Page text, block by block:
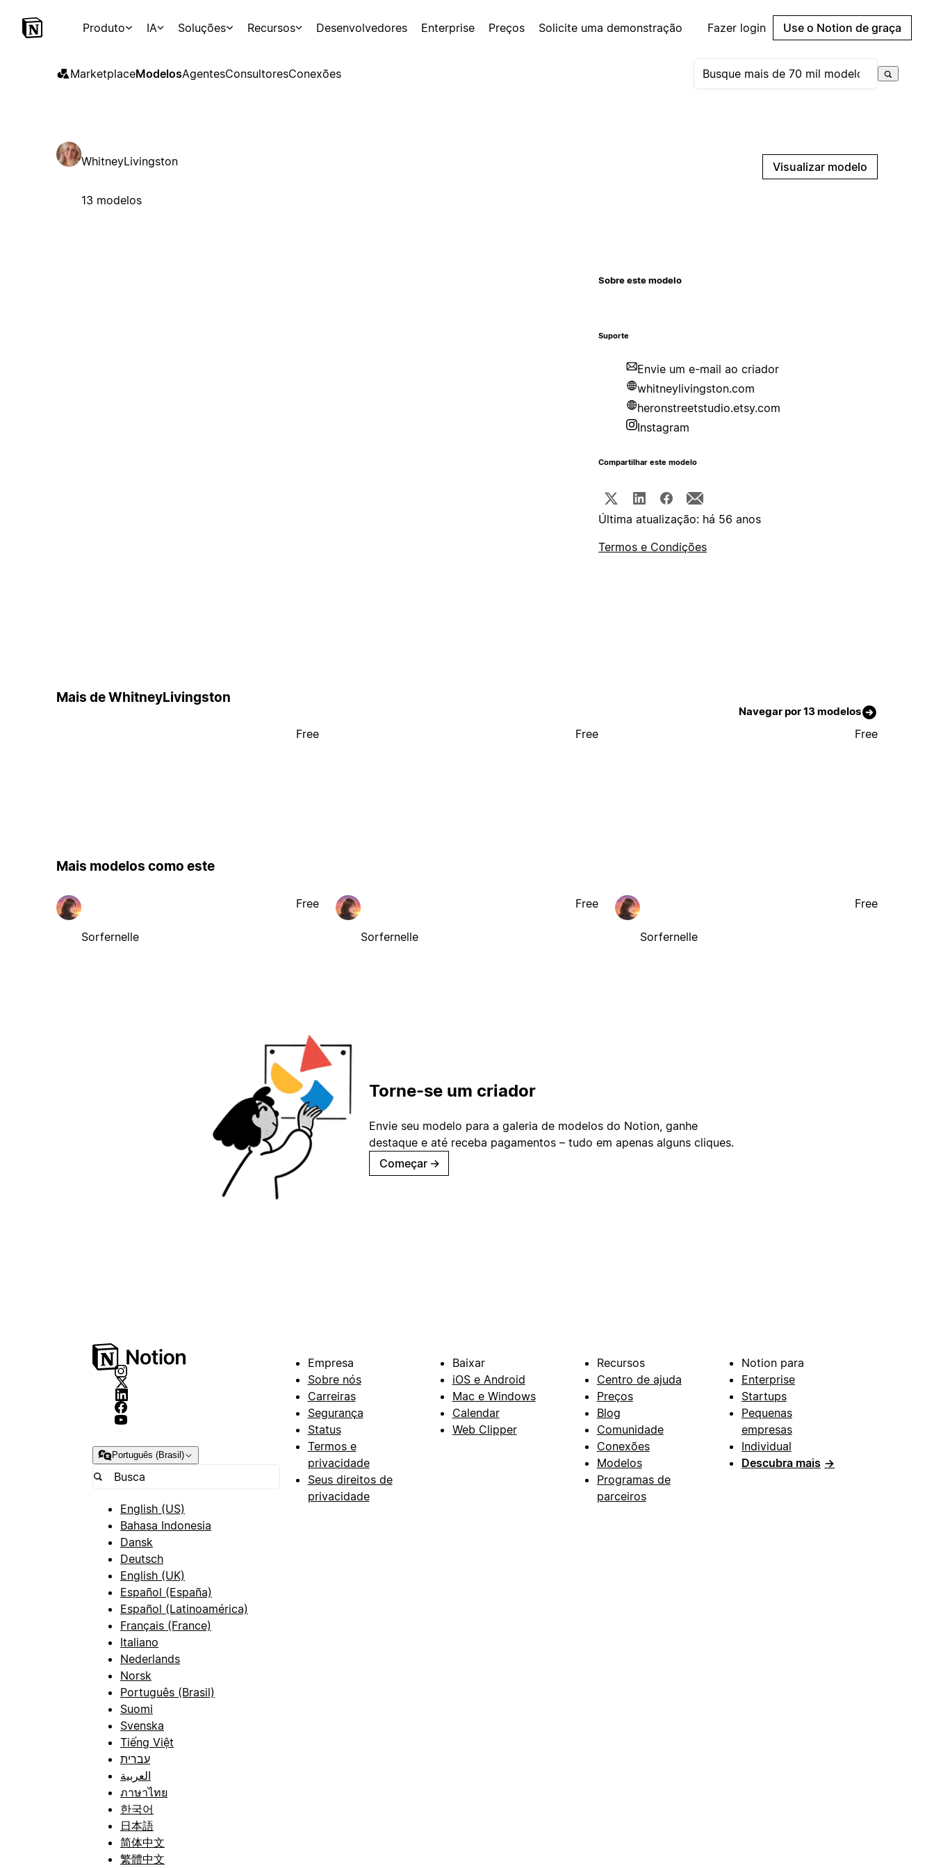
Produto IA Soluções Recursos Desenvolvedores Enterprise Preços Solicite uma demonstração Fazer login Use o Notion de graça
MarketplaceModelosAgentesConsultoresConexões
WhitneyLivingston
13 modelos
Visualizar modelo
Sobre este modelo
Suporte
Envie um e-mail ao criador
whitneylivingston.com
heronstreetstudio.etsy.com
Instagram
Compartilhar este modelo
Última atualização: há 56 anos
Termos e Condições
Mais de WhitneyLivingston
Navegar por 13 modelos
Free Free Free
Mais modelos como este
Sorfernelle
Free
Sorfernelle
Free
Sorfernelle
Free
Torne-se um criador
Envie seu modelo para a galeria de modelos do Notion, ganhe
destaque e até receba pagamentos – tudo em apenas alguns cliques.
Começar →
Português (Brasil)
English (US)
Bahasa Indonesia
Dansk
Deutsch
English (UK)
Español (España)
Español (Latinoamérica)
Français (France)
Italiano
Nederlands
Norsk
Português (Brasil)
Suomi
Svenska
Tiếng Việt
עברית
العربية
ภาษาไทย
한국어
日本語
简体中文
繁體中文
Empresa
Sobre nós
Carreiras
Segurança
Status
Termos e
privacidade
Seus direitos de
privacidade
Baixar
iOS e Android
Mac e Windows
Calendar
Web Clipper
Recursos
Centro de ajuda
Preços
Blog
Comunidade
Conexões
Modelos
Programas de
parceiros
Notion para
Enterprise
Startups
Pequenas
empresas
Individual
Descubra mais →